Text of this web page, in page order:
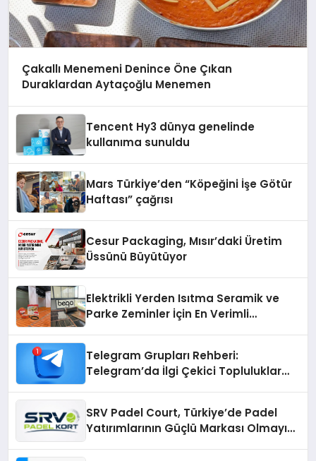
Çakallı Menemeni Denince Öne Çıkan
Duraklardan Aytaçoğlu Menemen
Tencent Hy3 dünya genelinde
kullanıma sunuldu
Mars Türkiye’den “Köpeğini İşe Götür
Haftası” çağrısı
Cesur Packaging, Mısır’daki Üretim
Üssünü Büyütüyor
Elektrikli Yerden Isıtma Seramik ve
Parke Zeminler İçin En Verimli
Telegram Grupları Rehberi:
Telegram’da İlgi Çekici Topluluklar
SRV Padel Court, Türkiye’de Padel
Yatırımlarının Güçlü Markası Olmayı